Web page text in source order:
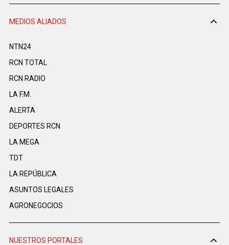
MEDIOS ALIADOS
NTN24
RCN TOTAL
RCN RADIO
LA F.M.
ALERTA
DEPORTES RCN
LA MEGA
TDT
LA REPÚBLICA
ASUNTOS LEGALES
AGRONEGOCIOS
NUESTROS PORTALES